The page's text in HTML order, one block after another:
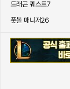
드래곤 퀘스트7
풋볼 매니저26